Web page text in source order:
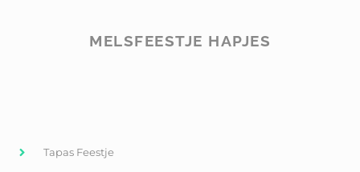
MELSFEESTJE HAPJES
Tapas Feestje